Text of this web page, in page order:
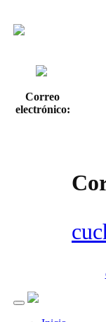
Correo
electrónico: